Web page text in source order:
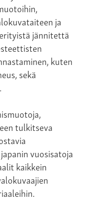
ja
jännitettä
kuten
sekä
tulkitseva
vuosisatoja
kaikkein